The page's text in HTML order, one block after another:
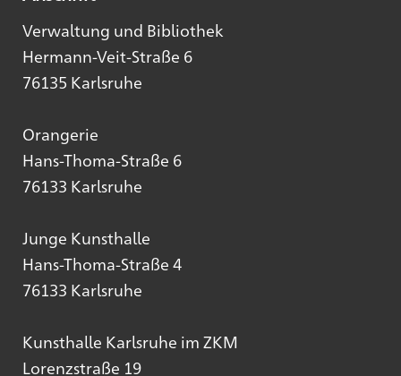
Verwaltung und Bibliothek
Hermann-Veit-Straße 6
76135 Karlsruhe
Orangerie
Hans-Thoma-Straße 6
76133 Karlsruhe
Junge Kunsthalle
Hans-Thoma-Straße 4
76133 Karlsruhe
Kunsthalle Karlsruhe im ZKM
Lorenzstraße 19